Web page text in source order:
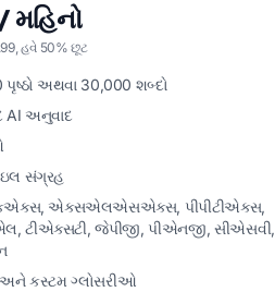
મહિનો
હવે 50% છૂટ
પૃષ્ઠો અથવા 30,000 શબ્દો
AI અનુવાદ
સંગ્રહ
એક્સએલએસએક્સ, પીપીટીએક્સ,
ટીએક્સટી, જેપીજી, પીએનજી, સીએસવી,
કસ્ટમ ગ્લોસરીઓ